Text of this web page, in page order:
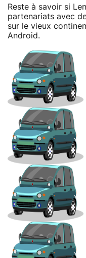
Reste à savoir si
partenariats avec
sur le vieux
Android.